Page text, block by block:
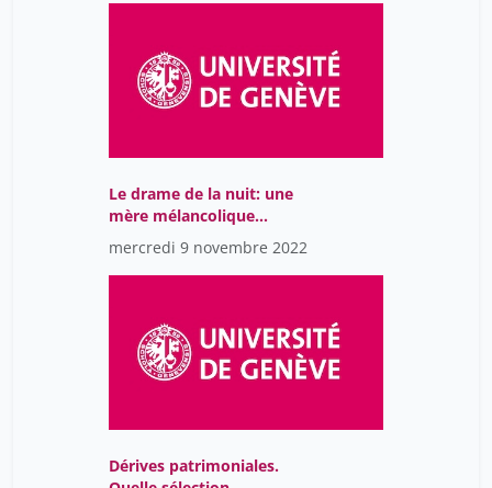
Le drame de la nuit: une
mère mélancolique
égorge ses quatre
enfants en 1885. Un fait
divers qui émeut Genève
mercredi 9 novembre 2022
Dérives patrimoniales.